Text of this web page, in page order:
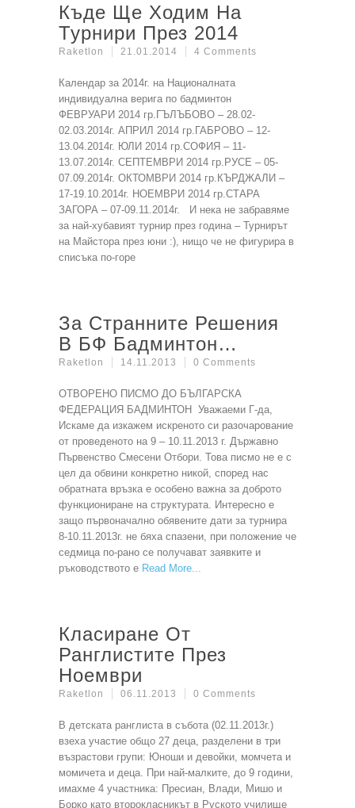
Къде Ще Ходим На
Турнири През 2014
Raketlon 21.01.2014 4 Comments
Календар за 2014г. на Националната
индивидуална верига по бадминтон
ФЕВРУАРИ 2014 гр.ГЪЛЪБОВО – 28.02-
02.03.2014г. АПРИЛ 2014 гр.ГАБРОВО – 12-
13.04.2014г. ЮЛИ 2014 гр.СОФИЯ – 11-
13.07.2014г. СЕПТЕМВРИ 2014 гр.РУСЕ – 05-
07.09.2014г. ОКТОМВРИ 2014 гр.КЪРДЖАЛИ –
17-19.10.2014г. НОЕМВРИ 2014 гр.СТАРА
ЗАГОРА – 07-09.11.2014г. И нека не забравяме
за най-хубавият турнир през година – Турнирът
на Майстора през юни :), нищо че не фигурира в
списъка по-горе
За Странните Решения
В БФ Бадминтон…
Raketlon 14.11.2013 0 Comments
ОТВОРЕНО ПИСМО ДО БЪЛГАРСКА
ФЕДЕРАЦИЯ БАДМИНТОН Уважаеми Г-да,
Искаме да изкажем искреното си разочарование
от проведеното на 9 – 10.11.2013 г. Държавно
Първенство Смесени Отбори. Това писмо не е с
цел да обвини конкретно никой, според нас
обратната връзка е особено важна за доброто
функциониране на структурата. Интересно е
защо първоначално обявените дати за турнира
8-10.11.2013г. не бяха спазени, при положение че
седмица по-рано се получават заявките и
ръководството е Read More
Класиране От
Ранглистите През
Ноември
Raketlon 06.11.2013 0 Comments
В детската ранглиста в събота (02.11.2013г.)
взеха участие общо 27 деца, разделени в три
възрастови групи: Юноши и девойки, момчета и
момичета и деца. При най-малките, до 9 години,
имахме 4 участника: Пресиан, Влади, Мишо и
Борко като второкласникът в Руското училище